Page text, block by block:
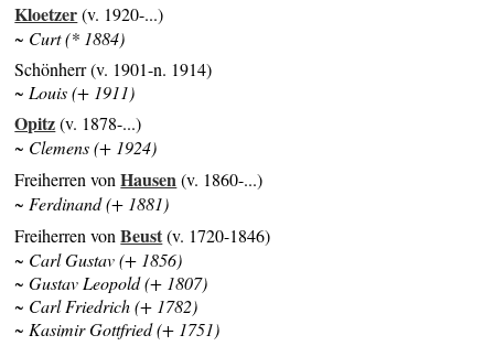
Kloetzer(v. 1920-...)
~ Curt (* 1884)
Schönherr (v. 1901-n. 1914)
~ Louis (+ 1911)
Opitz(v. 1878-...)
~ Clemens (+ 1924)
Freiherren vonHausen(v. 1860-...)
~ Ferdinand (+ 1881)
Freiherren vonBeust(v. 1720-1846)
~ Carl Gustav (+ 1856)
~ Gustav Leopold (+ 1807)
~ Carl Friedrich (+ 1782)
~ Kasimir Gottfried (+ 1751)